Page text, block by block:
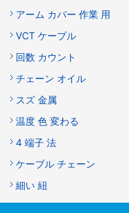
アーム カバー 作業 用
VCT ケーブル
回数 カウント
チェーン オイル
スズ 金属
温度 色 変わる
4 端子 法
ケーブル チェーン
細い 紐